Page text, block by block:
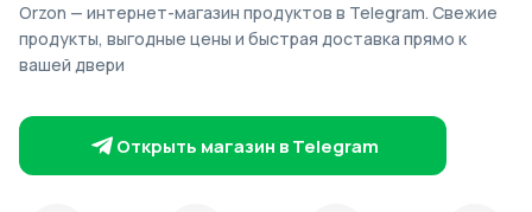
Orzon — интернет-магазин продуктов в Telegram. Свежие
продукты, выгодные цены и быстрая доставка прямо к
вашей двери
Открыть магазин в Telegram